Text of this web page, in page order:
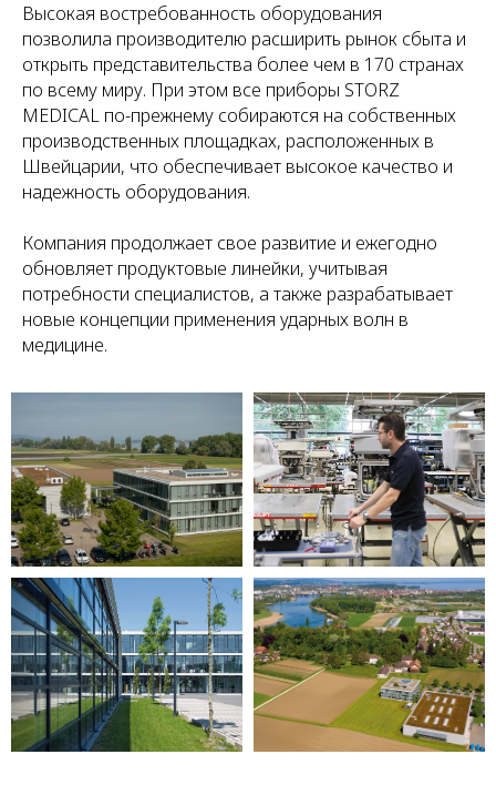
Высокая востребованность оборудования
позволила производителю расширить рынок сбыта и
открыть представительства более чем в 170 странах
по всему миру. При этом все приборы STORZ
MEDICAL по-прежнему собираются на собственных
производственных площадках, расположенных в
Швейцарии, что обеспечивает высокое качество и
надежность оборудования.
Компания продолжает свое развитие и ежегодно
обновляет продуктовые линейки, учитывая
потребности специалистов, а также разрабатывает
новые концепции применения ударных волн в
медицине.